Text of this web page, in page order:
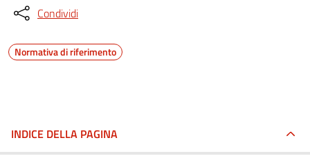
Condividi
Normativa di riferimento
INDICE DELLA PAGINA